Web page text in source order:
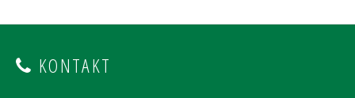
KONTAKT